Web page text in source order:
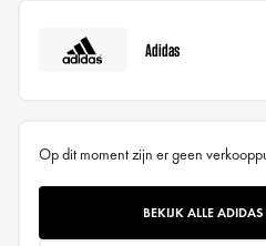
Adidas
Op dit moment zijn er geen
BEKIJK ALLE ADIDAS